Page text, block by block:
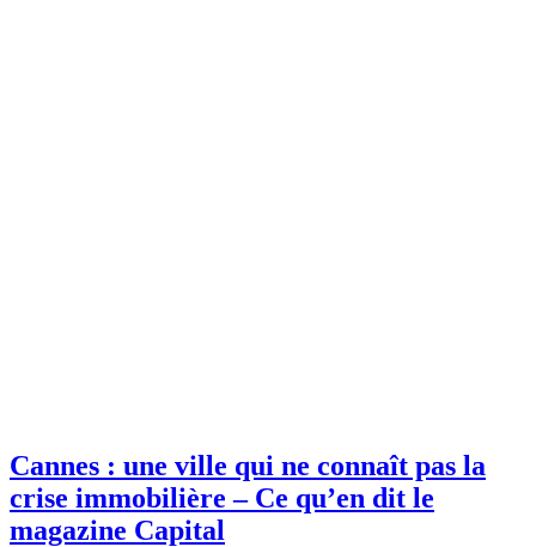
Cannes : une ville qui ne connaît pas la
crise immobilière – Ce qu’en dit le
magazine Capital